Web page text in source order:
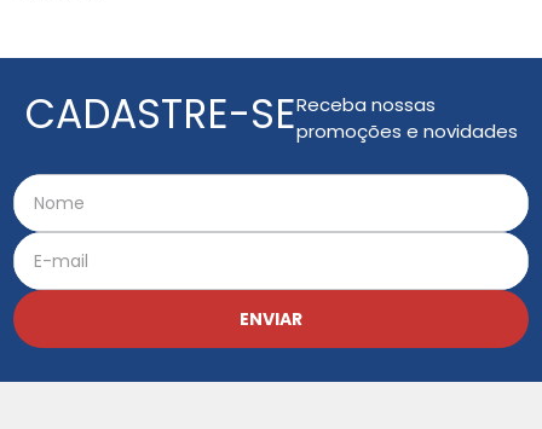
CADASTRE-SEReceba nossas
promoções e novidades
ENVIAR